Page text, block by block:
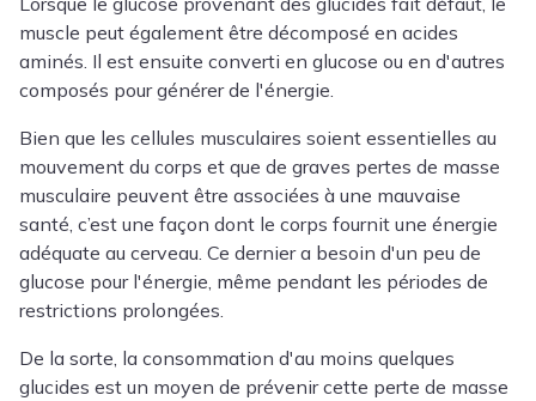
muscle peut également être décomposé en acides
aminés. Il est ensuite converti en glucose ou en d'autres
composés pour générer de l'énergie.
Bien que les cellules musculaires soient essentielles au
mouvement du corps et que de graves pertes de masse
musculaire peuvent être associées à une mauvaise
santé, c’est une façon dont le corps fournit une énergie
adéquate au cerveau. Ce dernier a besoin d'un peu de
glucose pour l'énergie, même pendant les périodes de
restrictions prolongées.
De la sorte, la consommation d'au moins quelques
glucides est un moyen de prévenir cette perte de masse